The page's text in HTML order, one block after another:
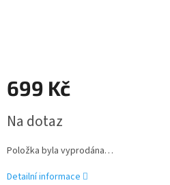
699 Kč
cena:
Na dotaz
Položka byla vyprodána…
Detailní informace